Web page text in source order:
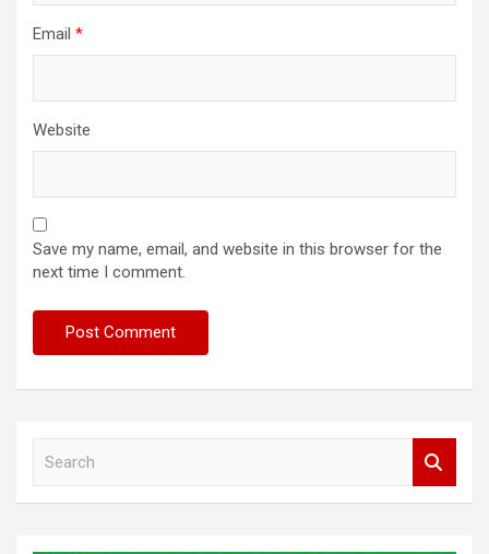
Email *
Website
Save my name, email, and website in this browser for the
next time I comment.